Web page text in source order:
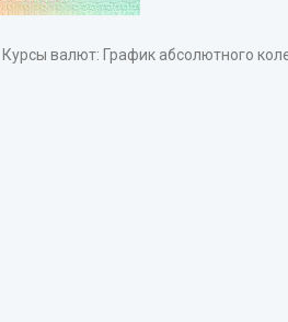
Курсы валют: График абсолютного